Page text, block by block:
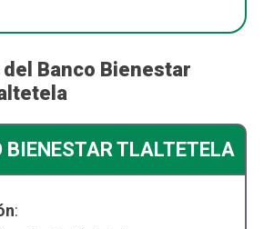
Banco Bienestar
BIENESTAR TLALTETELA
: